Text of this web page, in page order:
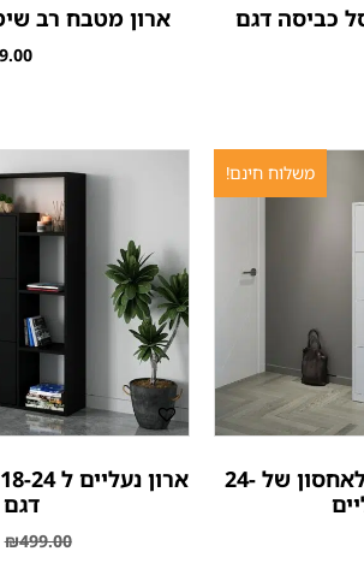
כביסה דגם
ארון מטבח רב
משלוח חינם!
ארון נעליים דגם פרינס לאחסון של 24-
דגם
₪499.00